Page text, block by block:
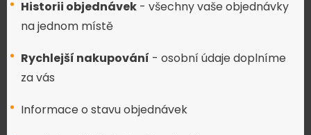
Historii objednávek - všechny vaše objednávky
na jednom místě
Rychlejší nakupování - osobní údaje doplníme
za vás
Informace o stavu objednávek